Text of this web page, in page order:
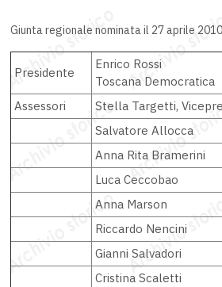
Giunta regionale nominata il 27 aprile
Presidente
Enrico Rossi
Toscana Democratica
Assessori
Stella Targetti,
Salvatore Allocca
Anna Rita Bramerini
Luca Ceccobao
Anna Marson
Riccardo Nencini
Gianni Salvadori
Cristina Scaletti